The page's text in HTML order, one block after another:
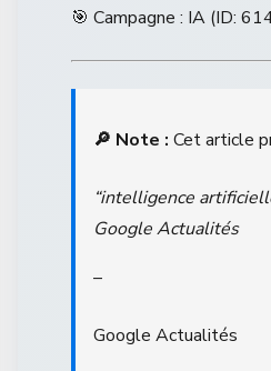
🎯 Campagne : IA (ID:
🔎 Note : Cet article
“intelligence
Google Actualités
–
Google Actualités